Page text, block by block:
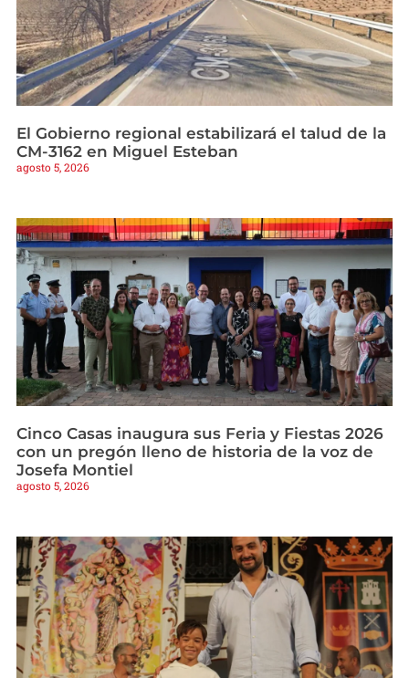
El Gobierno regional estabilizará el talud de la
CM-3162 en Miguel Esteban
agosto 5, 2026
Cinco Casas inaugura sus Feria y Fiestas 2026
con un pregón lleno de historia de la voz de
Josefa Montiel
agosto 5, 2026